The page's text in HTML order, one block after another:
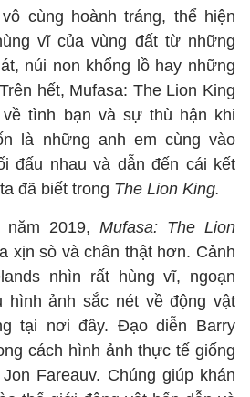
cùng hoành tráng, thể hiện
vĩ của vùng đất từ những
núi non khổng lồ hay những
hết, Mufasa: The Lion King
tình bạn và sự thù hận khi
là những anh em cùng vào
đấu nhau và dẫn đến cái kết
đã biết trong The Lion King.
2019, Mufasa: The Lion
xịn sò và chân thật hơn. Cảnh
nhìn rất hùng vĩ, ngoạn
hình ảnh sắc nét về động vật
tại nơi đây. Đạo diễn Barry
cách hình ảnh thực tế giống
Fareauv. Chúng giúp khán